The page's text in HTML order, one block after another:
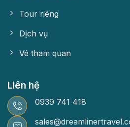
Tour riêng
Dịch vụ
Vé tham quan
Liên hệ
0939 741 418